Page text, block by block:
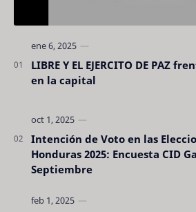
LIBRE Y EL EJERCITO DE PAZ
en la capital
Intención de Voto en las
Honduras 2025: Encuesta CID
Septiembre